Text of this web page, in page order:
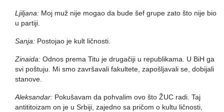
Ljiljana: Moj muž nije mogao da bude šef grupe zato što nije bio
u partiji.
Sanja: Postojao je kult ličnosti.
Zinaida: Odnos prema Titu je drugačiji u republikama. U BiH ga
svi poštuju. Mi smo završavali fakultete, zapošljavali se, dobijali
stanove.
Aleksandar: Pokušavam da pohvalim ovo što ŽUC radi. Taj
antititoizam on je u Srbiji, zajedno sa pričom o kultu ličnosti,